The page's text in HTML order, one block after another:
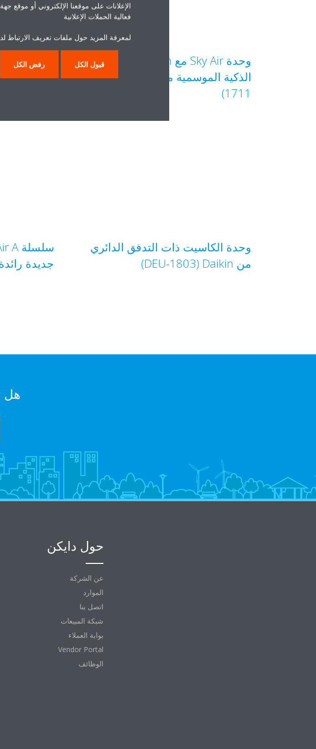
وحدة Sky Air مع Bluevolution
الذكية الموسمية من Daikin‏ (DEU-
1711)
جعل
وحدة الكاسيت ذات التدفق الدائري
من Daikin‏ (DEU-1803)
جديدة
هل
حول دايكن
عن الشركة
الموارد
اتصل بنا
شبكة المبيعات
بوابة العملاء
Vendor Portal
الوظائف
الإعلانات على موقعنا الإلكتروني أو موقع
فعالية الحملات الإعلانية
لمعرفة المزيد حول ملفات تعريف الارتباط
قبول الكل رفض الكل